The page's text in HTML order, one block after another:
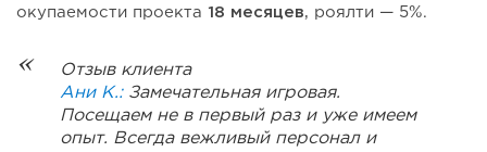
окупаемости проекта 18 месяцев, роялти — 5%.
Отзыв клиента
Ани К.: Замечательная игровая.
Посещаем не в первый раз и уже имеем
опыт. Всегда вежливый персонал и